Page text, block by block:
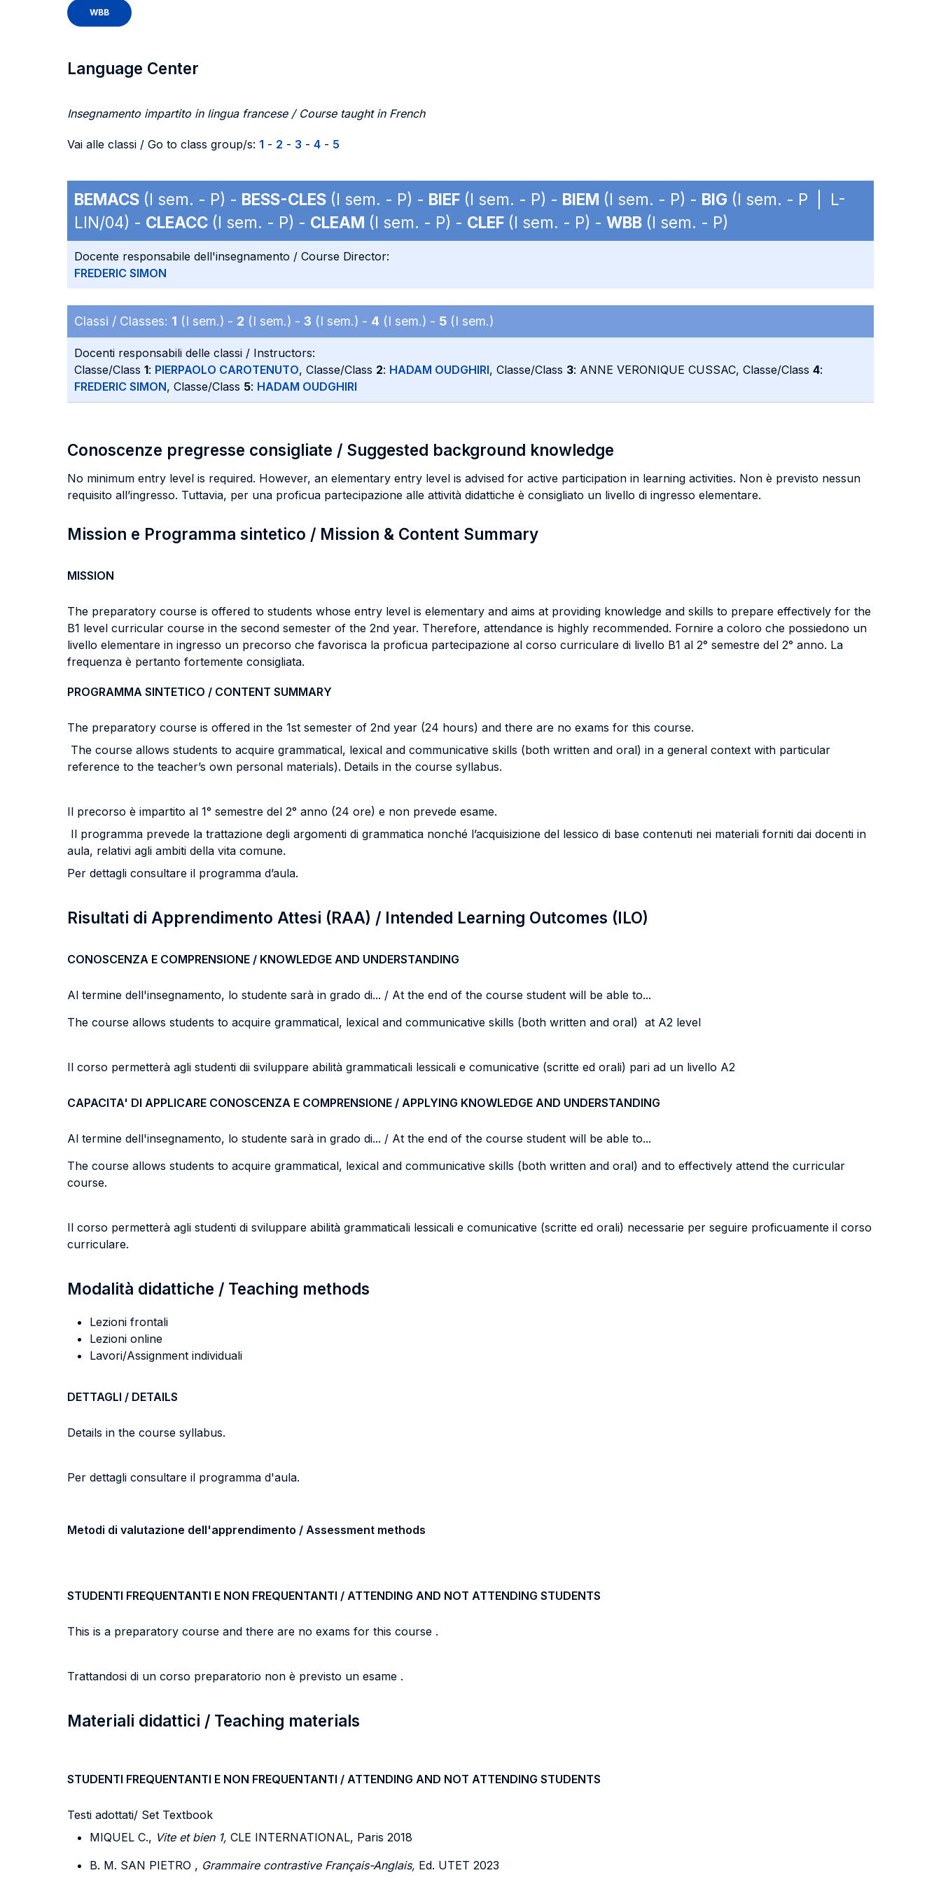
WBB
Language Center
Insegnamento impartito in lingua francese / Course taught in French
Vai alle classi / Go to class group/s: 1 - 2 - 3 - 4 - 5
BEMACS (I sem. - P) - BESS-CLES (I sem. - P) - BIEF (I sem. - P) - BIEM (I sem. - P) - BIG (I sem. - P | L-
LIN/04) - CLEACC (I sem. - P) - CLEAM (I sem. - P) - CLEF (I sem. - P) - WBB (I sem. - P)
Docente responsabile dell'insegnamento / Course Director:
FREDERIC SIMON
Classi / Classes: 1 (I sem.) - 2 (I sem.) - 3 (I sem.) - 4 (I sem.) - 5 (I sem.)
Docenti responsabili delle classi / Instructors:
Classe/Class 1: PIERPAOLO CAROTENUTO, Classe/Class 2: HADAM OUDGHIRI, Classe/Class 3: ANNE VERONIQUE CUSSAC, Classe/Class 4:
FREDERIC SIMON, Classe/Class 5: HADAM OUDGHIRI
Conoscenze pregresse consigliate / Suggested background knowledge
No minimum entry level is required. However, an elementary entry level is advised for active participation in learning activities. Non è previsto nessun
requisito all’ingresso. Tuttavia, per una proficua partecipazione alle attività didattiche è consigliato un livello di ingresso elementare.
Mission e Programma sintetico / Mission & Content Summary
MISSION
The preparatory course is offered to students whose entry level is elementary and aims at providing knowledge and skills to prepare effectively for the
B1 level curricular course in the second semester of the 2nd year. Therefore, attendance is highly recommended. Fornire a coloro che possiedono un
livello elementare in ingresso un precorso che favorisca la proficua partecipazione al corso curriculare di livello B1 al 2° semestre del 2° anno. La
frequenza è pertanto fortemente consigliata.
PROGRAMMA SINTETICO / CONTENT SUMMARY
The preparatory course is offered in the 1st semester of 2nd year (24 hours) and there are no exams for this course.
The course allows students to acquire grammatical, lexical and communicative skills (both written and oral) in a general context with particular
reference to the teacher’s own personal materials). Details in the course syllabus.
Il precorso è impartito al 1° semestre del 2° anno (24 ore) e non prevede esame.
Il programma prevede la trattazione degli argomenti di grammatica nonché l’acquisizione del lessico di base contenuti nei materiali forniti dai docenti in
aula, relativi agli ambiti della vita comune.
Per dettagli consultare il programma d’aula.
Risultati di Apprendimento Attesi (RAA) / Intended Learning Outcomes (ILO)
CONOSCENZA E COMPRENSIONE / KNOWLEDGE AND UNDERSTANDING
Al termine dell'insegnamento, lo studente sarà in grado di... / At the end of the course student will be able to...
The course allows students to acquire grammatical, lexical and communicative skills (both written and oral) at A2 level
Il corso permetterà agli studenti dii sviluppare abilità grammaticali lessicali e comunicative (scritte ed orali) pari ad un livello A2
CAPACITA' DI APPLICARE CONOSCENZA E COMPRENSIONE / APPLYING KNOWLEDGE AND UNDERSTANDING
Al termine dell'insegnamento, lo studente sarà in grado di... / At the end of the course student will be able to...
The course allows students to acquire grammatical, lexical and communicative skills (both written and oral) and to effectively attend the curricular
course.
Il corso permetterà agli studenti di sviluppare abilità grammaticali lessicali e comunicative (scritte ed orali) necessarie per seguire proficuamente il corso
curriculare.
Modalità didattiche / Teaching methods
Lezioni frontali
Lezioni online
Lavori/Assignment individuali
DETTAGLI / DETAILS
Details in the course syllabus.
Per dettagli consultare il programma d'aula.
Metodi di valutazione dell'apprendimento / Assessment methods
STUDENTI FREQUENTANTI E NON FREQUENTANTI / ATTENDING AND NOT ATTENDING STUDENTS
This is a preparatory course and there are no exams for this course .
Trattandosi di un corso preparatorio non è previsto un esame .
Materiali didattici / Teaching materials
STUDENTI FREQUENTANTI E NON FREQUENTANTI / ATTENDING AND NOT ATTENDING STUDENTS
Testi adottati/ Set Textbook
MIQUEL C., Vite et bien 1, CLE INTERNATIONAL, Paris 2018
B. M. SAN PIETRO , Grammaire contrastive Français-Anglais, Ed. UTET 2023